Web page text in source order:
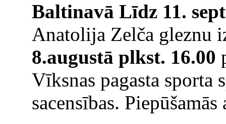
Baltinavā Līdz 11.
Anatolija Zelča gleznu
8.augustā plkst. 16.00
Vīksnas pagasta sporta
sacensības.